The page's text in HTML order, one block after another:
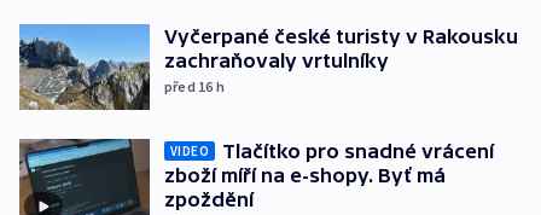
Vyčerpané české turisty v Rakousku
zachraňovaly vrtulníky
před 16 h
VIDEO
Tlačítko pro snadné vrácení
zboží míří na e-shopy. Byť má
zpoždění